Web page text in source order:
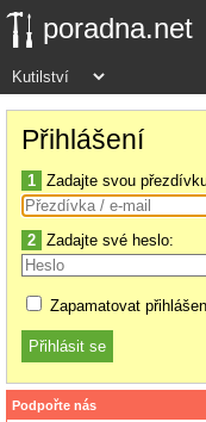
poradna.net
Přihlášení
1 Zadajte svou
2 Zadajte své heslo:
Zapamatovat
Podpořte nás